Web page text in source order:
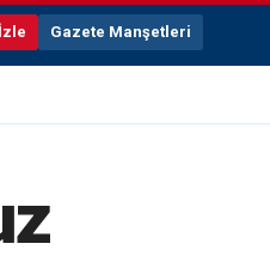
İzle Gazete Manşetleri